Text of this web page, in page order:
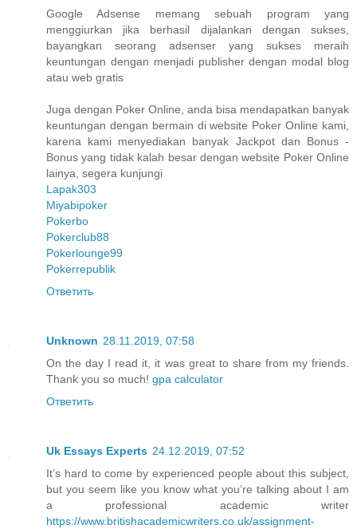
Google Adsense memang sebuah program yang
menggiurkan jika berhasil dijalankan dengan sukses,
bayangkan seorang adsenser yang sukses meraih
keuntungan dengan menjadi publisher dengan modal blog
atau web gratis
Juga dengan Poker Online, anda bisa mendapatkan banyak
keuntungan dengan bermain di website Poker Online kami,
karena kami menyediakan banyak Jackpot dan Bonus -
Bonus yang tidak kalah besar dengan website Poker Online
lainya, segera kunjungi
Lapak303
Miyabipoker
Pokerbo
Pokerclub88
Pokerlounge99
Pokerrepublik
Ответить
Unknown 28.11.2019, 07:58
On the day I read it, it was great to share from my friends.
Thank you so much! gpa calculator
Ответить
Uk Essays Experts 24.12.2019, 07:52
It’s hard to come by experienced people about this subject,
but you seem like you know what you’re talking about I am
a professional academic writer
https://www.britishacademicwriters.co.uk/assignment-